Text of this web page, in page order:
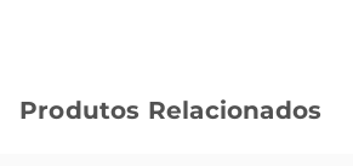
Versatilidade para o Dia a Dia
Produtos Relacionados